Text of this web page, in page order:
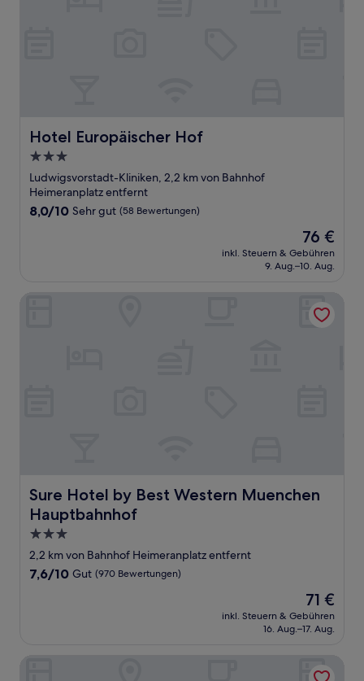
Hotel Europäischer Hof
Hotel Europäischer Hof
3.0-
Sterne-
Unterkunft
Ludwigsvorstadt-Kliniken, 2,2 km von Bahnhof
Heimeranplatz entfernt
8.0
Bewertungen)
8,0/10 Sehr gut (58 Bewertungen)
Der
Preis
beträgt
76 €
inkl. Steuern & Gebühren
9. Aug.–10. Aug.
Sure Hotel by Best Western Muenchen
Hauptbahnhof
Sure Hotel by Best Western Muenchen Hauptbahnhof
3.0-
Sterne-
Unterkunft
2,2 km von Bahnhof Heimeranplatz entfernt
7.6
7,6/10 Gut (970 Bewertungen)
Der
Preis
beträgt
71 €
inkl. Steuern & Gebühren
16. Aug.–17. Aug.
Sure Hotel by Best Western Muenchen Hauptbahnhof